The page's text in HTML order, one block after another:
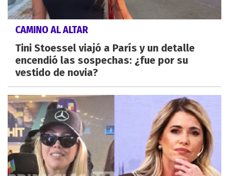
CAMINO AL ALTAR
Tini Stoessel viajó a París y un detalle
encendió las sospechas: ¿fue por su
vestido de novia?